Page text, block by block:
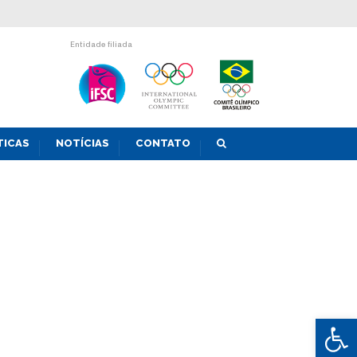
Abrir
Entidade filiada
NOTÍCIAS CONTATO